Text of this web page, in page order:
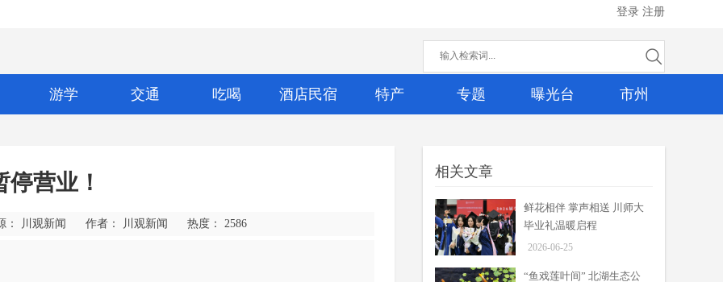
登录 注册
游学 交通 吃喝 酒店民宿 特产 专题 曝光台 市州
营业！
： 川观新闻 作者： 川观新闻 热度： 2586
相关文章
鲜花相伴 掌声相送 川师大
毕业礼温暖启程
2026-06-25
“鱼戏莲叶间” 北湖生态公